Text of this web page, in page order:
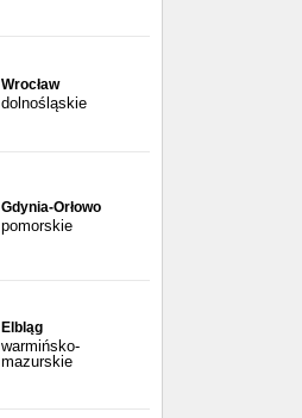
Wrocław
dolnośląskie
Gdynia-Orłowo
pomorskie
Elbląg
warmińsko-
mazurskie